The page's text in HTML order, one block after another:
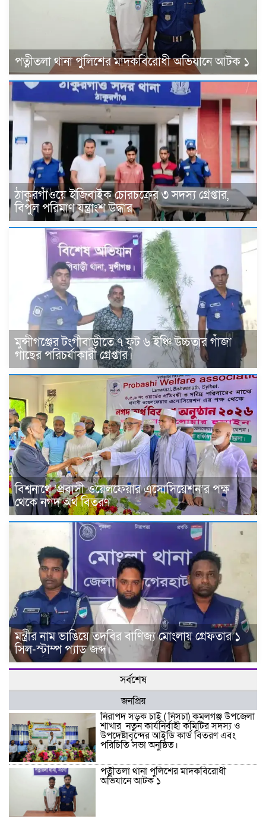
পত্নীতলা থানা পুলিশের মাদকবিরোধী অভিযানে আটক ১
ঠাকুরগাঁওয়ে ইজিবাইক চোরচক্রের ৩ সদস্য গ্রেপ্তার,
বিপুল পরিমাণ যন্ত্রাংশ উদ্ধার ‎
মুন্সীগঞ্জের টংগীবাড়ীতে ৭ ফুট ৬ ইঞ্চি উচ্চতার গাঁজা
গাছের পরিচর্যাকারী গ্রেপ্তার।
বিশ্বনাথে ‘প্রবাসী ওয়েলফেয়ার এসোসিয়েশন’র পক্ষ
থেকে নগদ অর্থ বিতরণ
মন্ত্রীর নাম ভাঙিয়ে তদবির বাণিজ্য মোংলায় গ্রেফতার ১
সিল-স্টাম্প প্যাড জব্দ।
সর্বশেষ
জনপ্রিয়
নিরাপদ সড়ক চাই ( নিসচা) কমলগঞ্জ উপজেলা
শাখার নতুন কার্যনির্বাহী কমিটির সদস্য ও
উপদেষ্টাবৃন্দের আইডি কার্ড বিতরণ এবং
পরিচিতি সভা অনুষ্ঠিত।
পত্নীতলা থানা পুলিশের মাদকবিরোধী
অভিযানে আটক ১